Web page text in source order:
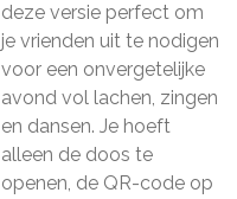
deze versie perfect om
je vrienden uit te nodigen
voor een onvergetelijke
avond vol lachen, zingen
en dansen. Je hoeft
alleen de doos te
openen, de QR-code op